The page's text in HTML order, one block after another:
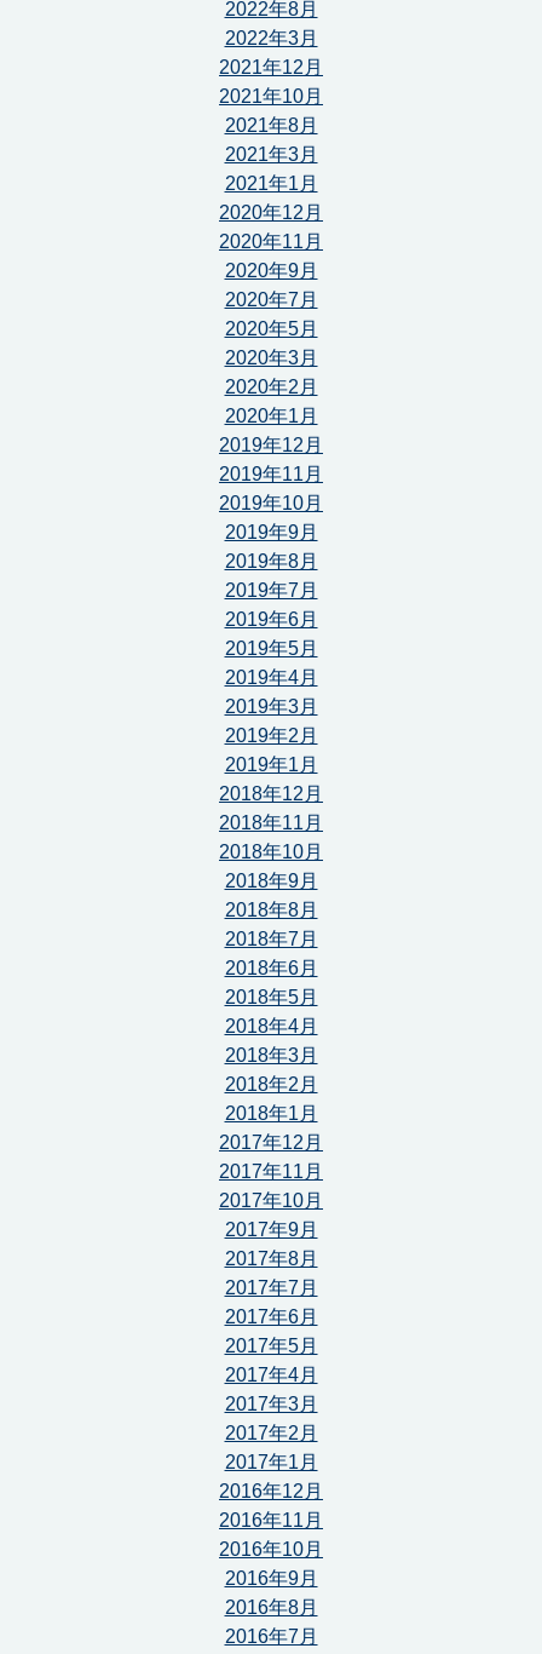
2022年8月
2022年3月
2021年12月
2021年10月
2021年8月
2021年3月
2021年1月
2020年12月
2020年11月
2020年9月
2020年7月
2020年5月
2020年3月
2020年2月
2020年1月
2019年12月
2019年11月
2019年10月
2019年9月
2019年8月
2019年7月
2019年6月
2019年5月
2019年4月
2019年3月
2019年2月
2019年1月
2018年12月
2018年11月
2018年10月
2018年9月
2018年8月
2018年7月
2018年6月
2018年5月
2018年4月
2018年3月
2018年2月
2018年1月
2017年12月
2017年11月
2017年10月
2017年9月
2017年8月
2017年7月
2017年6月
2017年5月
2017年4月
2017年3月
2017年2月
2017年1月
2016年12月
2016年11月
2016年10月
2016年9月
2016年8月
2016年7月